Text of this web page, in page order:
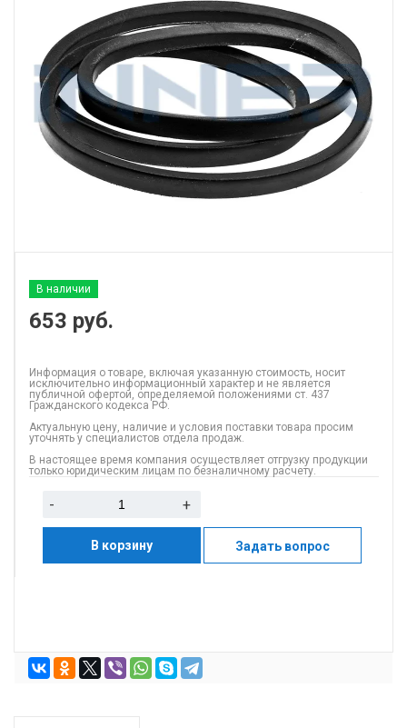
В наличии
653 руб.
Информация о товаре, включая указанную стоимость, носит
исключительно информационный характер и не является
публичной офертой, определяемой положениями ст. 437
Гражданского кодекса РФ.
Актуальную цену, наличие и условия поставки товара просим
уточнять у специалистов отдела продаж.
В настоящее время компания осуществляет отгрузку продукции
только юридическим лицам по безналичному расчету.
- +
В корзину Задать вопрос